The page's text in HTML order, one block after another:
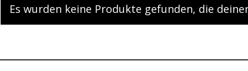
Es wurden keine Produkte gefunden, die